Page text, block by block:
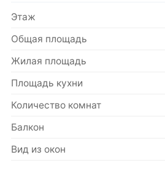
Этаж
Общая площадь
Жилая площадь
Площадь кухни
Количество комнат
Балкон
Вид из окон